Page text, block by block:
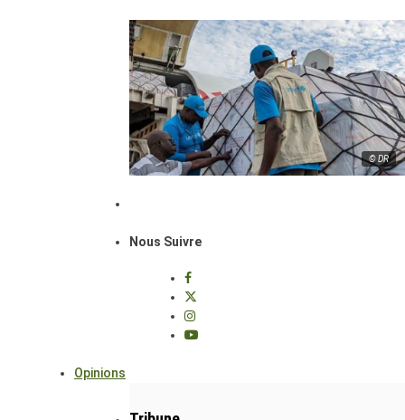
© DR
Nous Suivre
Opinions